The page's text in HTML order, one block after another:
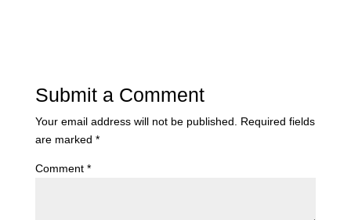
Submit a Comment
Your email address will not be published. Required fields
are marked *
Comment *